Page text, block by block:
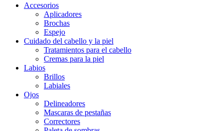
Accesorios
Aplicadores
Brochas
Espejo
Cuidado del cabello y la piel
Tratamientos para el cabello
Cremas para la piel
Labios
Brillos
Labiales
Ojos
Delineadores
Mascaras de pestañas
Correctores